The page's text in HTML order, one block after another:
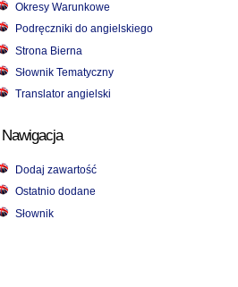
Okresy Warunkowe
Podręczniki do angielskiego
Strona Bierna
Słownik Tematyczny
Translator angielski
Nawigacja
Dodaj zawartość
Ostatnio dodane
Słownik